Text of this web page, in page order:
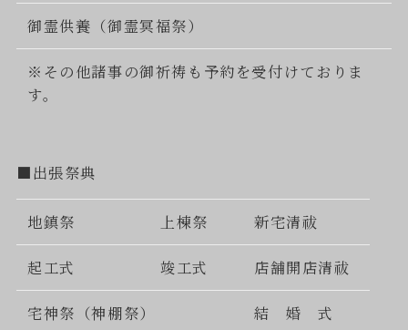
御霊供養（御霊冥福祭）
※その他諸事の御祈祷も予約を受付けておりま
す。
■出張祭典
地鎮祭 上棟祭 新宅清祓
起工式 竣工式 店舗開店清祓
宅神祭（神棚祭） 結 婚 式